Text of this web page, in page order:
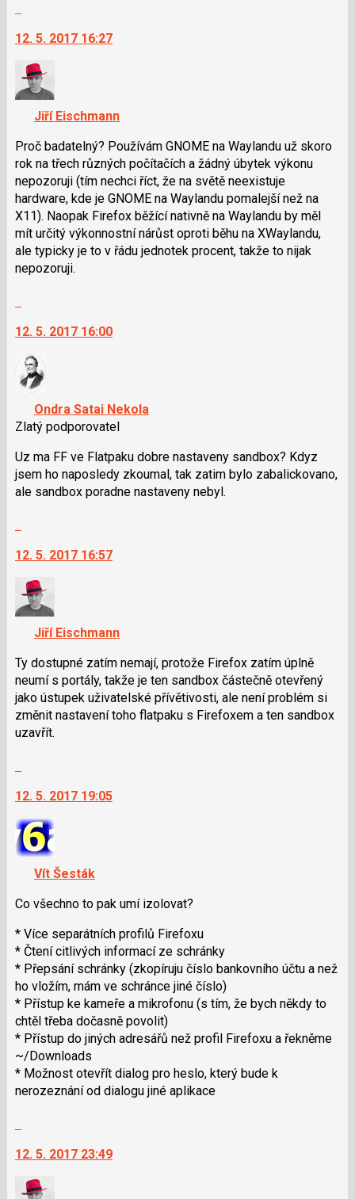
i
N
pro
následující
a
P
pro
předchozí
nový
názor
další
názor.
K
navigaci
lze
použít
i
klávesy
N
pro
následující
a
P
názor
12. 5. 2017 16:27
Jiří Eischmann
Proč badatelný? Používám GNOME na Waylandu už skoro
rok na třech různých počítačích a žádný úbytek výkonu
nepozoruji (tím nechci říct, že na světě neexistuje
hardware, kde je GNOME na Waylandu pomalejší než na
X11). Naopak Firefox běžící nativně na Waylandu by měl
mít určitý výkonnostní nárůst oproti běhu na XWaylandu,
ale typicky je to v řádu jednotek procent, takže to nijak
nepozoruji.
další
názor.
K
navigaci
lze
použít
i
klávesy
N
P
pro
předchozí
nový
názor
12. 5. 2017 16:00
Ondra Satai Nekola
Zlatý podporovatel
Uz ma FF ve Flatpaku dobre nastaveny sandbox? Kdyz
jsem ho naposledy zkoumal, tak zatim bylo zabalickovano,
ale sandbox poradne nastaveny nebyl.
další
názor.
K
navigaci
lze
použít
i
klávesy
N
pro
pro
předchozí
nový
názor
12. 5. 2017 16:57
Jiří Eischmann
Ty dostupné zatím nemají, protože Firefox zatím úplně
neumí s portály, takže je ten sandbox částečně otevřený
jako ústupek uživatelské přívětivosti, ale není problém si
změnit nastavení toho flatpaku s Firefoxem a ten sandbox
uzavřít.
další
názor.
K
navigaci
lze
použít
klávesy
N
pro
následující
a
P
pro
předchozí
nový
názor
12. 5. 2017 19:05
Vít Šesták
Co všechno to pak umí izolovat?
* Více separátních profilů Firefoxu
* Čtení citlivých informací ze schránky
* Přepsání schránky (zkopíruju číslo bankovního účtu a než
ho vložím, mám ve schránce jiné číslo)
* Přístup ke kameře a mikrofonu (s tím, že bych někdy to
chtěl třeba dočasně povolit)
* Přístup do jiných adresářů než profil Firefoxu a řekněme
~/Downloads
* Možnost otevřít dialog pro heslo, který bude k
nerozeznání od dialogu jiné aplikace
další
názor.
12. 5. 2017 23:49